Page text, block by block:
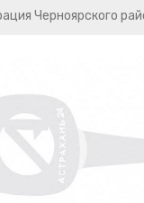
Черноярского